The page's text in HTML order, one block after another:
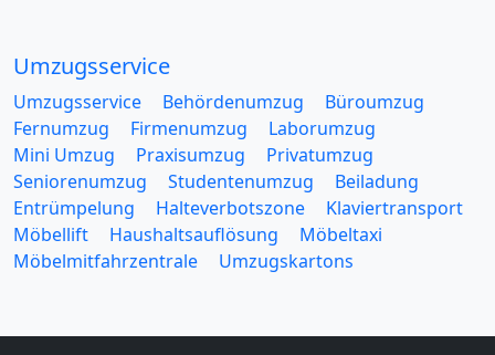
Umzugsservice
Umzugsservice Behördenumzug
Büroumzug
Fernumzug
Firmenumzug
Laborumzug
Mini Umzug
Praxisumzug
Privatumzug
Seniorenumzug
Studentenumzug
Beiladung
Entrümpelung
Halteverbotszone
Klaviertransport
Möbellift
Haushaltsauflösung
Möbeltaxi
Möbelmitfahrzentrale
Umzugskartons